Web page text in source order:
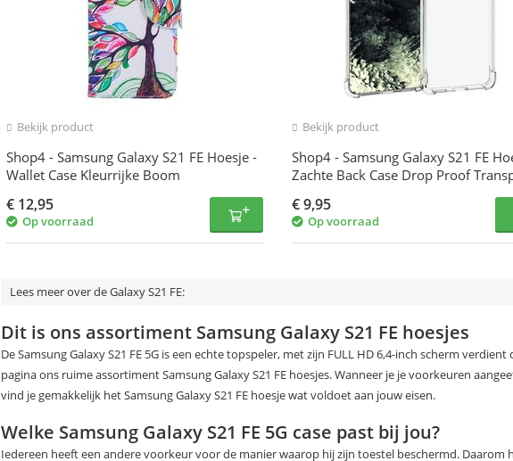
Bekijk product
Shop4 - Samsung Galaxy S21 FE Hoesje -
Wallet Case Kleurrijke Boom
€ 12,95
Op voorraad
Bekijk product
Shop4 - Samsung Galaxy S21 FE
Zachte Back Case Drop Proof
€9,95
Op voorraad
Lees meer over de Galaxy S21 FE:
Dit is ons assortiment Samsung Galaxy S21 FE hoesjes
De Samsung Galaxy S21 FE 5G is een echte topspeler, met zijn FULL HD 6,4-inch scherm
pagina ons ruime assortiment Samsung Galaxy S21 FE hoesjes. Wanneer je je voorkeuren
vind je gemakkelijk het Samsung Galaxy S21 FE hoesje wat voldoet aan jouw eisen.
Welke Samsung Galaxy S21 FE 5G case past bij jou?
Iedereen heeft een andere voorkeur voor de manier waarop hij zijn toestel beschermd. Daarom